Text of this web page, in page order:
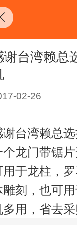
谢台湾赖总
02-26
谢台湾赖总
个龙门带锯
用于龙柱，
雕刻，也可
多用，省去采